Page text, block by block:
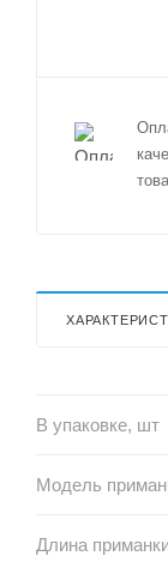
В упаковке, шт
Модель
Длина